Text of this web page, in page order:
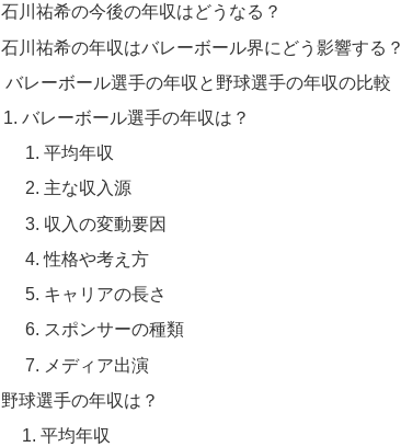
石川祐希の今後の年収はどうなる？
石川祐希の年収はバレーボール界にどう影響する？
バレーボール選手の年収と野球選手の年収の比較
バレーボール選手の年収は？
平均年収
主な収入源
収入の変動要因
性格や考え方
キャリアの長さ
スポンサーの種類
メディア出演
野球選手の年収は？
平均年収